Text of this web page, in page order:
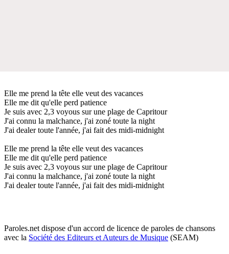
Elle me prend la tête elle veut des vacances
Elle me dit qu'elle perd patience
Je suis avec 2,3 voyous sur une plage de Capritour
J'ai connu la malchance, j'ai zoné toute la night
J'ai dealer toute l'année, j'ai fait des midi-midnight
Elle me prend la tête elle veut des vacances
Elle me dit qu'elle perd patience
Je suis avec 2,3 voyous sur une plage de Capritour
J'ai connu la malchance, j'ai zoné toute la night
J'ai dealer toute l'année, j'ai fait des midi-midnight
Paroles.net dispose d'un accord de licence de paroles de chansons
avec la Société des Editeurs et Auteurs de Musique (SEAM)